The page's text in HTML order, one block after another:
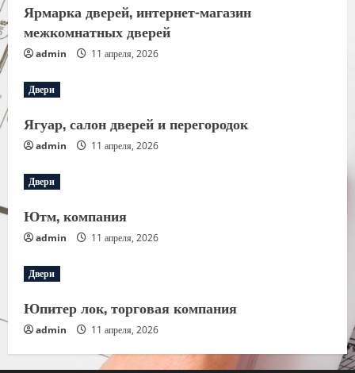
Ярмарка дверей, интернет-магазин
межкомнатных дверей
admin 11 апреля, 2026
Двери
Ягуар, салон дверей и перегородок
admin 11 апреля, 2026
Двери
Ютм, компания
admin 11 апреля, 2026
Двери
Юпитер лок, торговая компания
admin 11 апреля, 2026